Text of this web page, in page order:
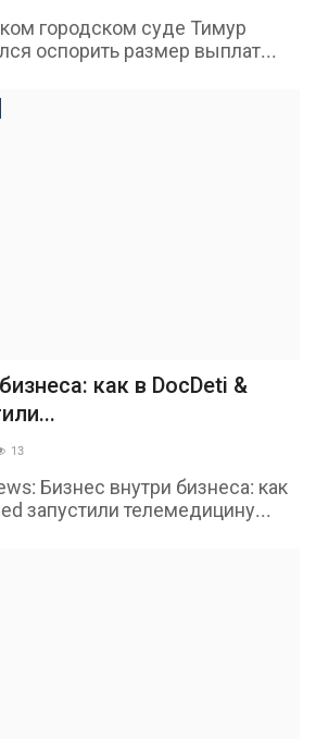
городском суде Тимур
оспорить размер выплат...
как в DocDeti &
13
Бизнес внутри бизнеса: как
запустили телемедицину...